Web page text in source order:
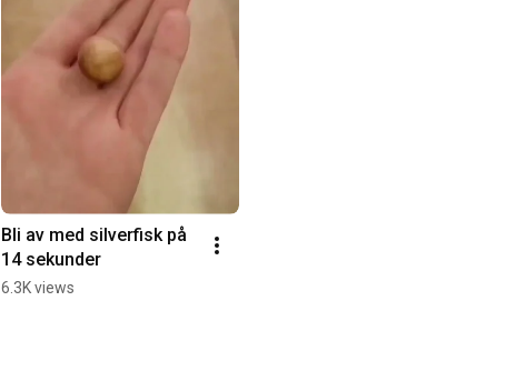
Bli av med silverfisk på
14 sekunder
6.3K views